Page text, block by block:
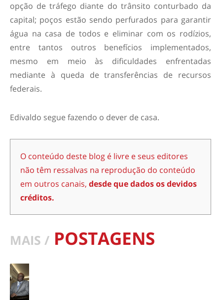
opção de tráfego diante do trânsito conturbado da
capital; poços estão sendo perfurados para garantir
água na casa de todos e eliminar com os rodízios,
entre tantos outros benefícios implementados,
mesmo em meio às dificuldades enfrentadas
mediante à queda de transferências de recursos
federais.
Edivaldo segue fazendo o dever de casa.
O conteúdo deste blog é livre e seus editores
não têm ressalvas na reprodução do conteúdo
em outros canais, desde que dados os devidos
créditos.
MAIS / POSTAGENS